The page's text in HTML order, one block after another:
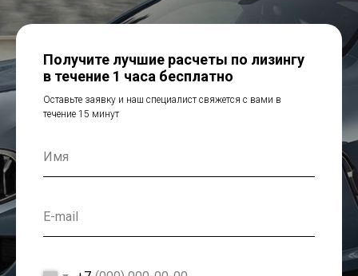
Получите лучшие расчеты по лизингу
в течение 1 часа бесплатно
Оставьте заявку и наш специалист свяжется с вами в
течение 15 минут